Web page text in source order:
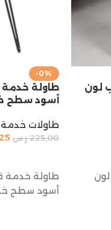
لون
-0%
طاولة خدمة
أسود سطح
طاولات خدمة
225,00 ر.س
طاولة خدمة
أسود سطح